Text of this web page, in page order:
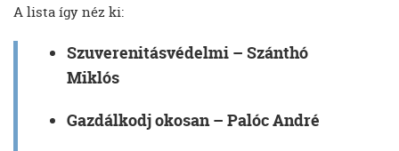
A lista így néz ki:
Szuverenitásvédelmi – Szánthó
Miklós
Gazdálkodj okosan– Palóc André